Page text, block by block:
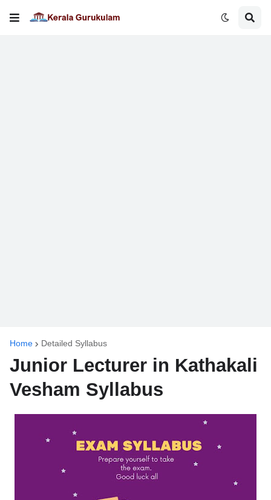
Home Detailed Syllabus
Junior Lecturer in Kathakali
Vesham Syllabus